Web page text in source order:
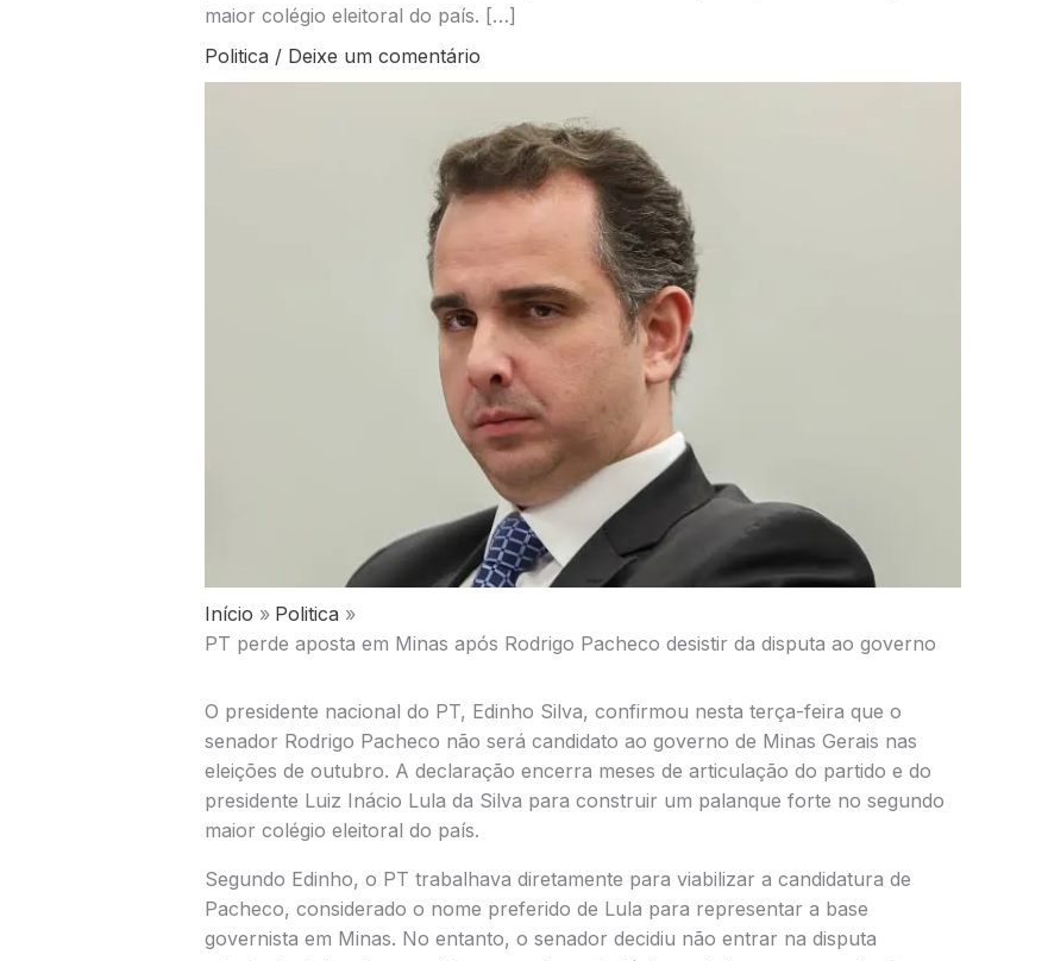
maior colégio eleitoral do país. […]
Politica / Deixe um comentário
Início
Politica
PT perde aposta em Minas após Rodrigo Pacheco desistir da disputa ao governo
O presidente nacional do PT, Edinho Silva, confirmou nesta terça-feira que o
senador Rodrigo Pacheco não será candidato ao governo de Minas Gerais nas
eleições de outubro. A declaração encerra meses de articulação do partido e do
presidente Luiz Inácio Lula da Silva para construir um palanque forte no segundo
maior colégio eleitoral do país.
Segundo Edinho, o PT trabalhava diretamente para viabilizar a candidatura de
Pacheco, considerado o nome preferido de Lula para representar a base
governista em Minas. No entanto, o senador decidiu não entrar na disputa